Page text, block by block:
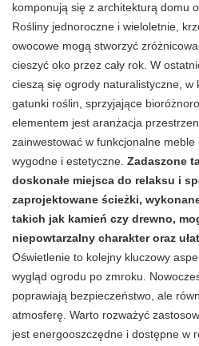
komponują się z architekturą domu
Rośliny jednoroczne i wieloletnie,
owocowe mogą stworzyć
cieszyć oko przez cały rok. W
cieszą się ogrody naturalistyczne, w
gatunki roślin, sprzyjające
elementem jest aranżacja
zainwestować w funkcjonalne
wygodne i estetyczne. Zadaszone
doskonałe miejsca do relaksu i
zaprojektowane ścieżki,
takich jak kamień czy drewno,
niepowtarzalny charakter oraz
Oświetlenie to kolejny kluczowy
wygląd ogrodu po zmroku.
poprawiają bezpieczeństwo, ale
atmosferę. Warto rozważyć
jest energooszczędne i dostępne w